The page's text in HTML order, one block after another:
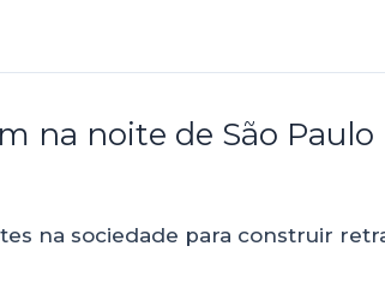
na noite de São Paulo
na sociedade para construir